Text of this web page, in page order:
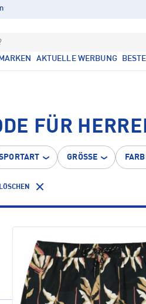
MARKEN AKTUELLE WERBUNG
FÜR
GRÖSSE